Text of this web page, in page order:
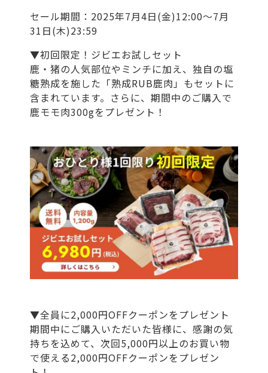
セール期間：2025年7月4日(金)12:00〜7月
31日(木)23:59
▼初回限定！ジビエお試しセット
鹿・猪の人気部位やミンチに加え、独自の塩
糖熟成を施した「熟成RUB鹿肉」もセットに
含まれています。さらに、期間中のご購入で
鹿モモ肉300gをプレゼント！
▼全員に2,000円OFFクーポンをプレゼント
期間中にご購入いただいた皆様に、感謝の気
持ちを込めて、次回5,000円以上のお買い物
で使える2,000円OFFクーポンをプレゼン